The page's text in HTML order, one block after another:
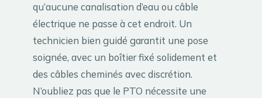
qu’aucune canalisation d’eau ou câble
électrique ne passe à cet endroit. Un
technicien bien guidé garantit une pose
soignée, avec un boîtier fixé solidement et
des câbles cheminés avec discrétion.
N’oubliez pas que le PTO nécessite une